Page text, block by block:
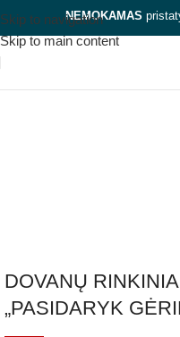
Skip to navigation
Skip to main content
NEMOKAMAS
DOVANŲ
„PASIDARYK